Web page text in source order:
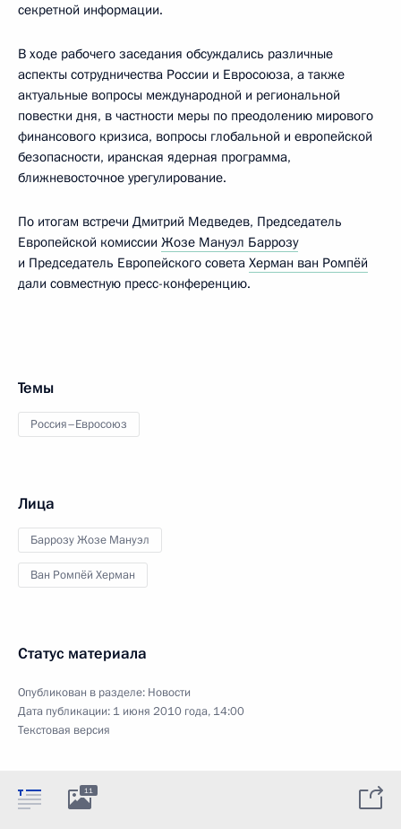
секретной информации.
В ходе рабочего заседания обсуждались различные
аспекты сотрудничества России и Евросоюза, а также
актуальные вопросы международной и региональной
повестки дня, в частности меры по преодолению мирового
финансового кризиса, вопросы глобальной и европейской
безопасности, иранская ядерная программа,
ближневосточное урегулирование.
По итогам встречи Дмитрий Медведев, Председатель
Европейской комиссии Жозе Мануэл Баррозу
и Председатель Европейского совета Херман ван Ромпёй
дали совместную пресс-конференцию.
Темы
Россия–Евросоюз
Лица
Баррозу Жозе Мануэл
Ван Ромпёй Херман
Статус материала
Опубликован в разделе: Новости
Дата публикации: 1 июня 2010 года, 14:00
Текстовая версия
11